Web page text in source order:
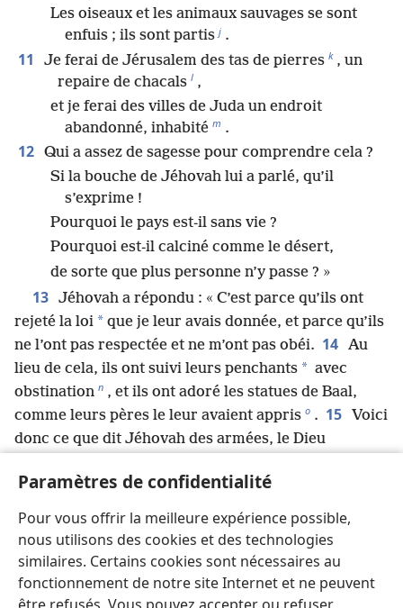
Paramètres de confidentialité
Pour vous offrir la meilleure expérience possible,
nous utilisons des cookies et des technologies
similaires. Certains cookies sont nécessaires au
fonctionnement de notre site Internet et ne peuvent
Les oiseaux et les animaux sauvages se sont
enfuis ; ils sont partis j .
11 Je ferai de Jérusalem des tas de pierres k , un
repaire de chacals l ,
et je ferai des villes de Juda un endroit
abandonné, inhabité m .
12 Qui a assez de sagesse pour comprendre cela ?
Si la bouche de Jéhovah lui a parlé, qu’il
s’exprime !
Pourquoi le pays est-il sans vie ?
Pourquoi est-il calciné comme le désert,
de sorte que plus personne n’y passe ? »
13 Jéhovah a répondu : « C’est parce qu’ils ont
rejeté la loi * que je leur avais donnée, et parce qu’ils
ne l’ont pas respectée et ne m’ont pas obéi. 14 Au
lieu de cela, ils ont suivi leurs penchants * avec
obstination n , et ils ont adoré les statues de Baal,
comme leurs pères le leur avaient appris o . 15 Voici
donc ce que dit Jéhovah des armées, le Dieu
l’absinthe et lui faire boire de l’eau empoisonnée
16
Je les disperserai parmi les nations que ni eux ni
leurs ancêtres n’ont connues q , et j’enverrai une épée
derrière eux jusqu’à ce que je les aie anéantis
17 Voici ce que dit Jéhovah des armées :
“Agissez avec intelligence.